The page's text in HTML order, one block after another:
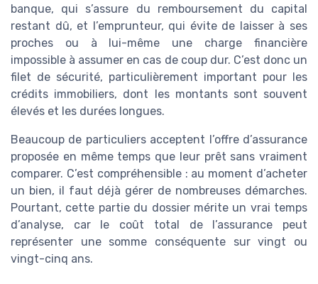
banque, qui s’assure du remboursement du capital
restant dû, et l’emprunteur, qui évite de laisser à ses
proches ou à lui-même une charge financière
impossible à assumer en cas de coup dur. C’est donc un
filet de sécurité, particulièrement important pour les
crédits immobiliers, dont les montants sont souvent
élevés et les durées longues.
Beaucoup de particuliers acceptent l’offre d’assurance
proposée en même temps que leur prêt sans vraiment
comparer. C’est compréhensible : au moment d’acheter
un bien, il faut déjà gérer de nombreuses démarches.
Pourtant, cette partie du dossier mérite un vrai temps
d’analyse, car le coût total de l’assurance peut
représenter une somme conséquente sur vingt ou
vingt-cinq ans.